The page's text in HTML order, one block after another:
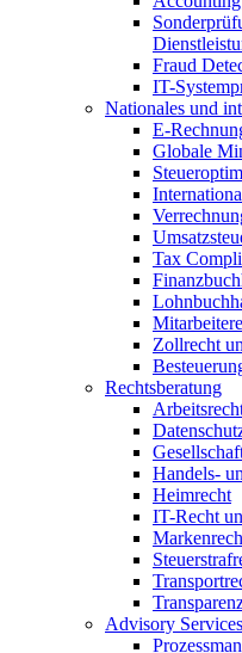
Fraud
IT-
Nationales und
E-
Globale
Tax
Zollrecht
Rechtsberatung
Handels-
Heimrecht
IT-Recht
Advisory Services